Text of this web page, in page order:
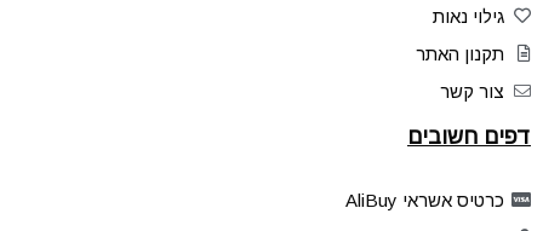
גילוי נאות
תקנון האתר
צור קשר
דפים חשובים
כרטיס אשראי AliBuy